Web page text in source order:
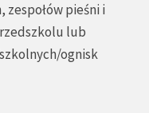
pieśni i
lub
ognisk